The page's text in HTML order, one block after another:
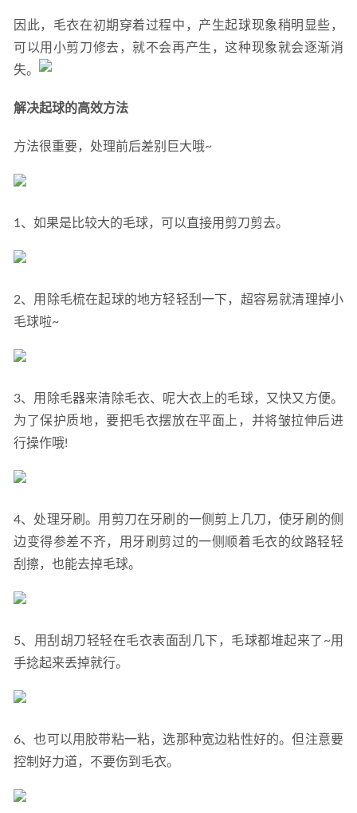
因此，毛衣在初期穿着过程中，产生起球现象稍明显些，
可以用小剪刀修去，就不会再产生，这种现象就会逐渐消
失。
解决起球的高效方法
方法很重要，处理前后差别巨大哦~
1、如果是比较大的毛球，可以直接用剪刀剪去。
2、用除毛梳在起球的地方轻轻刮一下，超容易就清理掉小
毛球啦~
3、用除毛器来清除毛衣、呢大衣上的毛球，又快又方便。
为了保护质地，要把毛衣摆放在平面上，并将皱拉伸后进
行操作哦!
4、处理牙刷。用剪刀在牙刷的一侧剪上几刀，使牙刷的侧
边变得参差不齐，用牙刷剪过的一侧顺着毛衣的纹路轻轻
刮擦，也能去掉毛球。
5、用刮胡刀轻轻在毛衣表面刮几下，毛球都堆起来了~用
手捻起来丢掉就行。
6、也可以用胶带粘一粘，选那种宽边粘性好的。但注意要
控制好力道，不要伤到毛衣。